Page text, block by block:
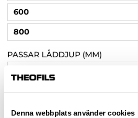
Denna webbplats använder cookies
600
800
PASSAR LÅDDJUP (MM)
ANTAL KÄRL (STORA 12L / SMÅ 7L)